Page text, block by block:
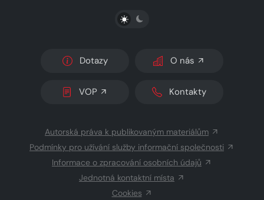
PŘEPNOUT SVĚTLÝ/TMAVÝ REŽIM
Dotazy O nás
VOP Kontakty
Autorská práva k publikovaným materiálům
Podmínky pro užívání služby informační společnosti
Informace o zpracování osobních údajů
Jednotná kontaktní místa
Cookies